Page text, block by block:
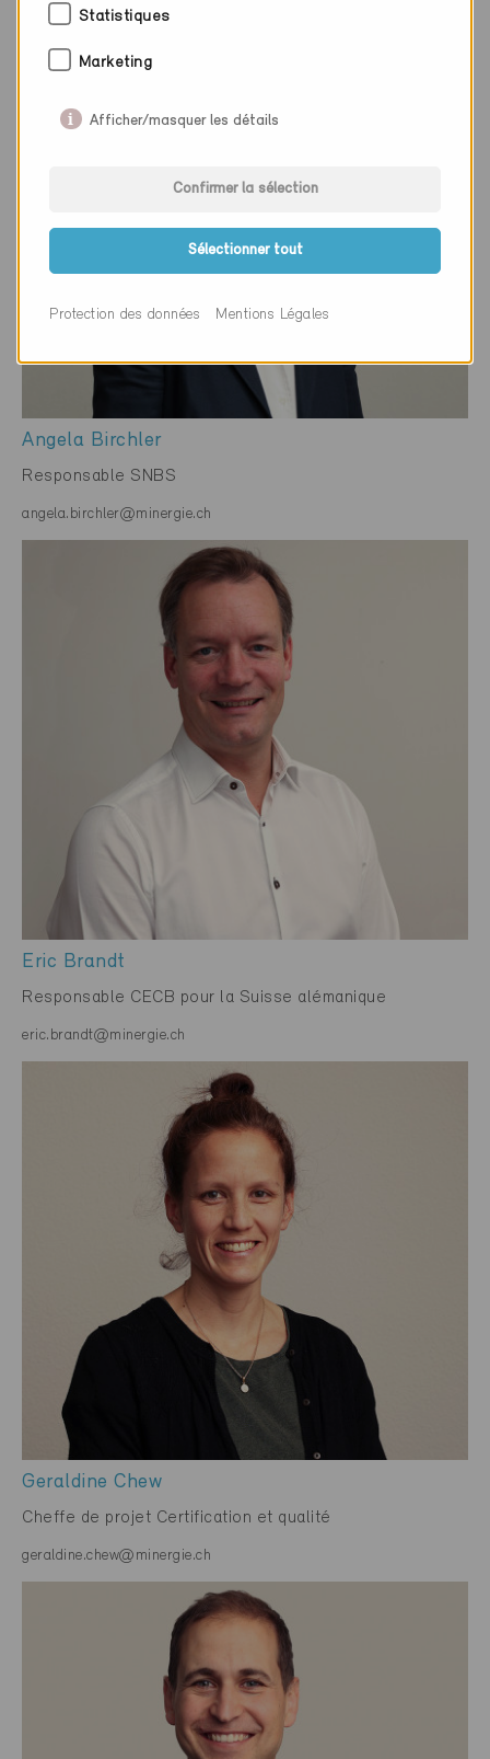
Angela Birchler
Responsable SNBS
angela.birchler@minergie.ch
Eric Brandt
Responsable CECB pour la Suisse alémanique
eric.brandt@minergie.ch
Geraldine Chew
Cheffe de projet Certification et qualité
geraldine.chew@minergie.ch
Statistiques
Marketing
Afficher/masquer les détails
Confirmer la sélection
Sélectionner tout
Protection des données Mentions Légales